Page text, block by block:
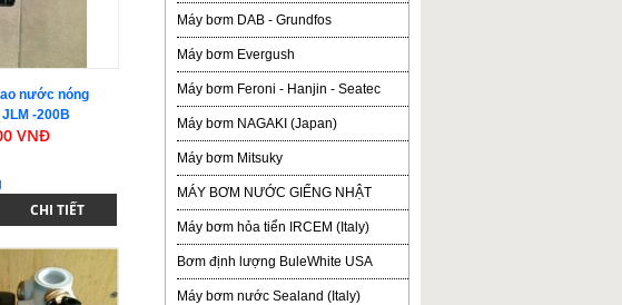
nước nóng
-200B
VNĐ
CHI TIẾT
Máy bơm DAB - Grundfos
Máy bơm Evergush
Máy bơm Feroni - Hanjin - Seatec
Máy bơm NAGAKI (Japan)
Máy bơm Mitsuky
MÁY BƠM NƯỚC GIẾNG NHẬT
Máy bơm hỏa tiển IRCEM (Italy)
Bơm định lượng BuleWhite USA
Máy bơm nước Sealand (Italy)